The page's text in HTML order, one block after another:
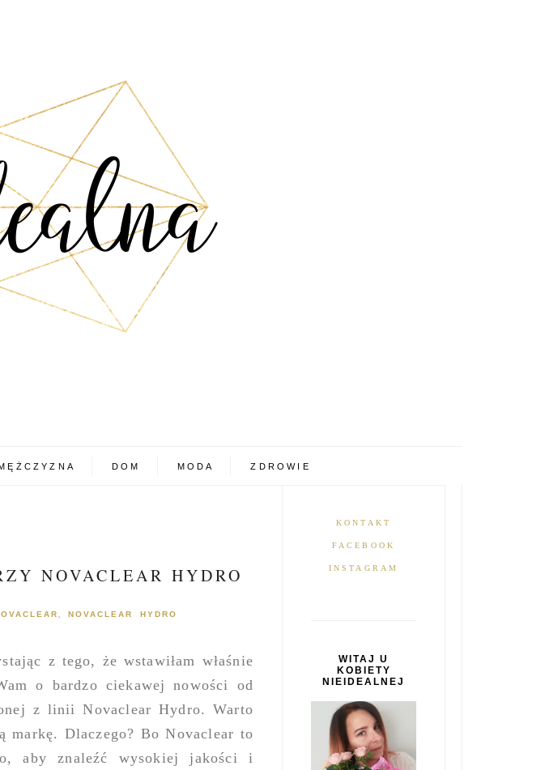
DOM MODA ZDROWIE
NOVACLEAR HYDRO
, NOVACLEAR HYDRO
z tego, że wstawiłam właśnie
o bardzo ciekawej nowości od
z linii Novaclear Hydro. Warto
markę. Dlaczego? Bo Novaclear to
aby znaleźć wysokiej jakości i
KONTAKT
FACEBOOK
INSTAGRAM
WITAJ U
KOBIETY
NIEIDEALNEJ